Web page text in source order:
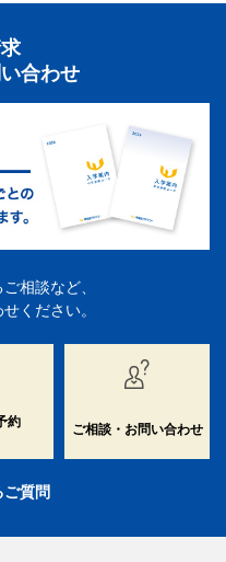
合わせ
相談など、
ください。
約
ご相談・お問い合わせ
ご質問